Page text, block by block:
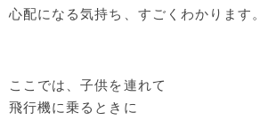
心配になる気持ち、すごくわかります。
ここでは、子供を連れて
飛行機に乗るときに